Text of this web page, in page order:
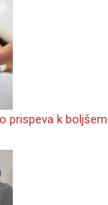
prispeva k